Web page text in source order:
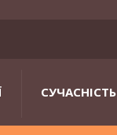
СУЧАСНІСТЬ